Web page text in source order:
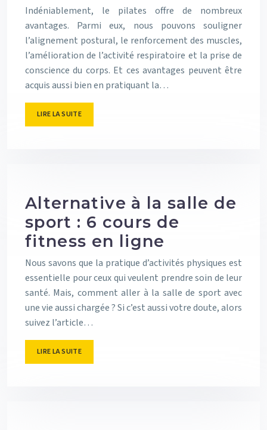
Indéniablement, le pilates offre de nombreux
avantages. Parmi eux, nous pouvons souligner
l’alignement postural, le renforcement des muscles,
l’amélioration de l’activité respiratoire et la prise de
conscience du corps. Et ces avantages peuvent être
acquis aussi bien en pratiquant la…
LIRE LA SUITE
Alternative à la salle de
sport : 6 cours de
fitness en ligne
Nous savons que la pratique d’activités physiques est
essentielle pour ceux qui veulent prendre soin de leur
santé. Mais, comment aller à la salle de sport avec
une vie aussi chargée ? Si c’est aussi votre doute, alors
suivez l’article…
LIRE LA SUITE